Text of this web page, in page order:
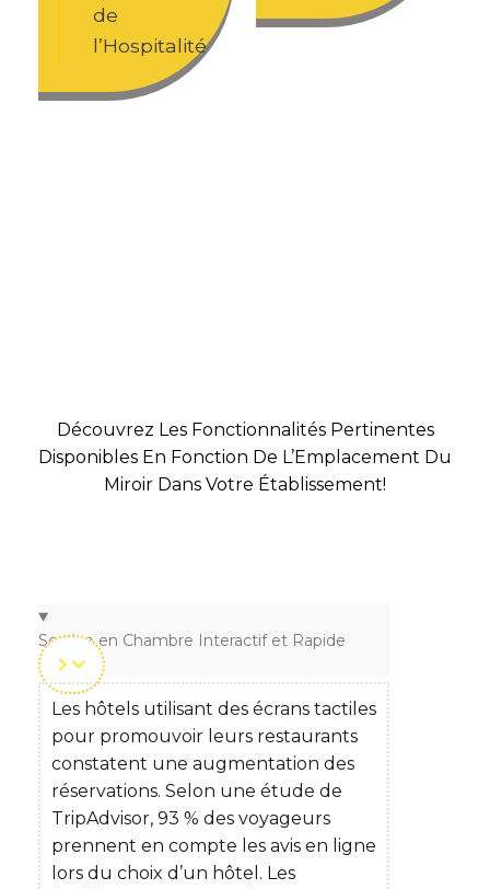
de
l’Hospitalité
Découvrez Les Fonctionnalités Pertinentes
Disponibles En Fonction De L’Emplacement Du
Miroir Dans Votre Établissement!
Service en Chambre Interactif et Rapide
Les hôtels utilisant des écrans tactiles
pour promouvoir leurs restaurants
constatent une augmentation des
réservations. Selon une étude de
TripAdvisor, 93 % des voyageurs
prennent en compte les avis en ligne
lors du choix d’un hôtel. Les